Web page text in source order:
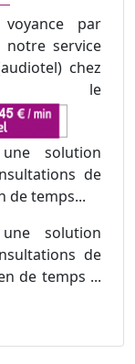
par
service
chez
le
solution
de
de temps...
solution
de
de temps ...